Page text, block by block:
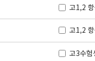
고1,2
고1,2
고3수험